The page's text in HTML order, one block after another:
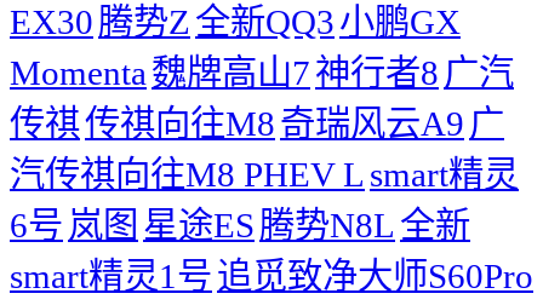
EX30腾势Z 全新QQ3小鹏GX
Momenta 魏牌高山7神行者8 广汽
传祺传祺向往M8奇瑞风云A9 广
汽传祺向往M8 PHEV L smart精灵
6号 岚图 星途ES腾势N8L 全新
smart精灵1号追觅致净大师S60Pro